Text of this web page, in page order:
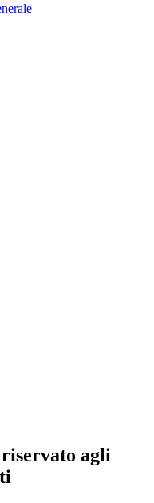
riservato agli